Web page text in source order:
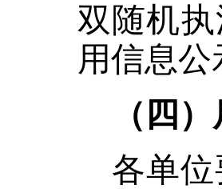
双随机
用信息
（四
各单